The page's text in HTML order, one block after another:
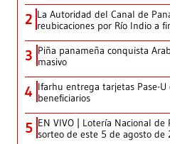
2 La Autoridad del Canal de
reubicaciones por Río Indio a
3 Piña panameña conquista
masivo
4 Ifarhu entrega tarjetas Pase-
beneficiarios
5 EN VIVO | Lotería Nacional
sorteo de este 5 de agosto de